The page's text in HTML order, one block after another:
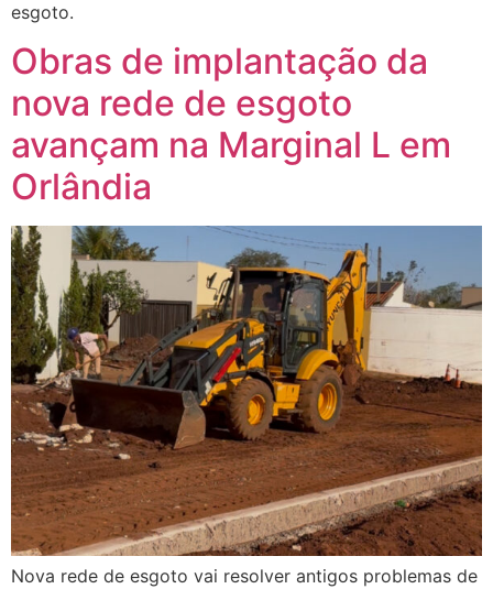
esgoto.
Obras de implantação da
nova rede de esgoto
avançam na Marginal L em
Orlândia
Nova rede de esgoto vai resolver antigos problemas de